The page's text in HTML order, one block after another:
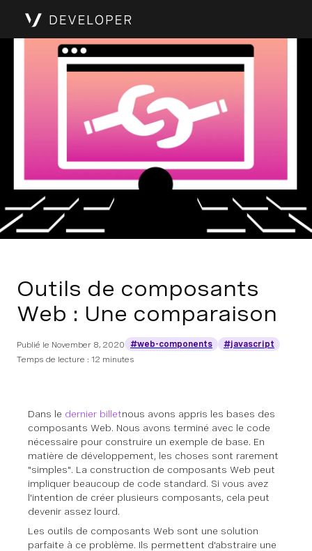
Outils de composants
Web : Une comparaison
Publié le November 8, 2020 #web-components
#javascript
Temps de lecture : 12 minutes
Dans le dernier billetnous avons appris les bases des
composants Web. Nous avons terminé avec le code
nécessaire pour construire un exemple de base. En
matière de développement, les choses sont rarement
"simples". La construction de composants Web peut
impliquer beaucoup de code standard. Si vous avez
l'intention de créer plusieurs composants, cela peut
devenir assez lourd.
Les outils de composants Web sont une solution
parfaite à ce problème. Ils permettent d'abstraire une